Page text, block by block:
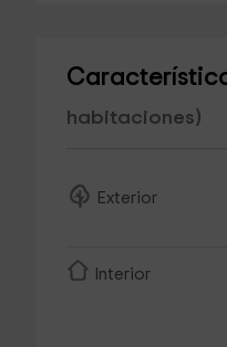
habitaciones)
Exterior
Interior